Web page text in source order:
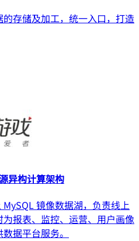
存储及加工，统一入口，打造
异构计算架构
镜像数据湖，负责线上
报表、监控、运营、用户画像
据平台服务。